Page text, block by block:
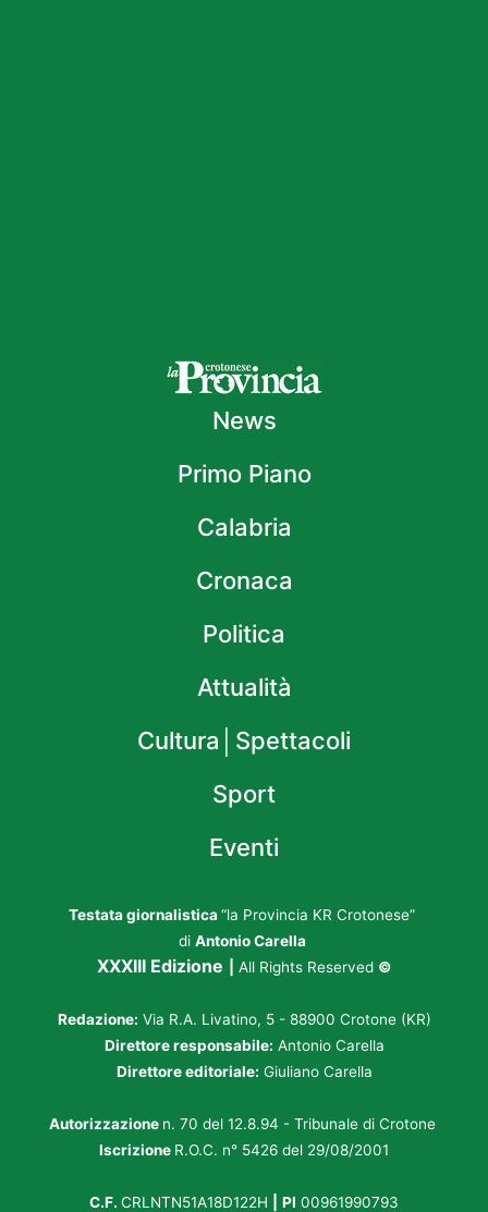
News
Primo Piano
Calabria
Cronaca
Politica
Attualità
Cultura│Spettacoli
Sport
Eventi
Testata giornalistica “la Provincia KR Crotonese”
di Antonio Carella
XXXIII Edizione All Rights Reserved ©
Redazione: Via R.A. Livatino, 5 - 88900 Crotone (KR)
Direttore responsabile: Antonio Carella
Direttore editoriale: Giuliano Carella
Autorizzazione n. 70 del 12.8.94 - Tribunale di Crotone
Iscrizione R.O.C. n° 5426 del 29/08/2001
C.F. CRLNTN51A18D122H PI 00961990793